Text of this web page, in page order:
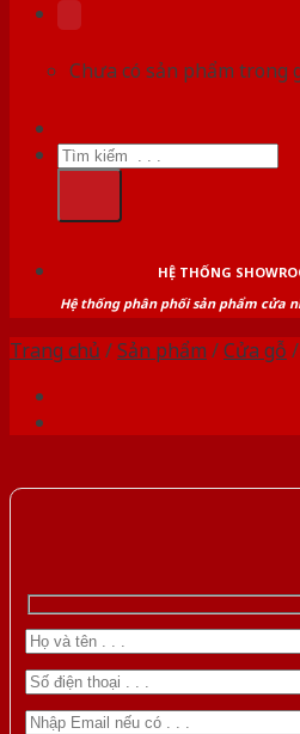
Chưa có sản phẩm trong
Tìm
kiếm:
HỆ THỐNG
Hệ thống phân phối sản phẩm cửa
Trang chủ /Sản phẩm /Cửa gỗ /